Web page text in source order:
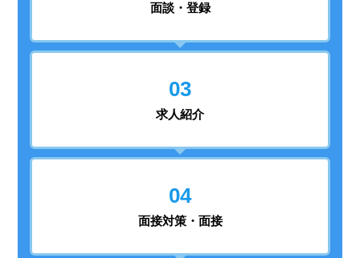
面談・登録
03
求人紹介
04
面接対策・面接